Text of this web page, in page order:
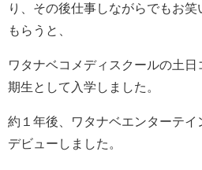
り、その後仕事しながらでもお
もらうと、
ワタナベコメディスクールの土日
期生として入学しました。
約１年後、ワタナベエンターテイ
デビューしました。